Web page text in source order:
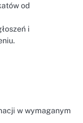
od
i
w wymaganym